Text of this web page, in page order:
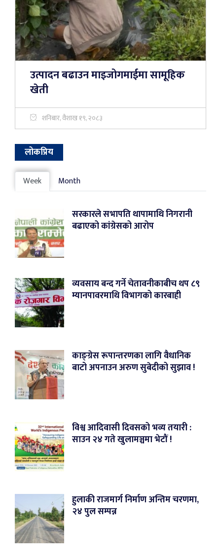
उत्पादन बढाउन माइजोगमाईमा सामूहिक
खेती
शनिबार, वैशाख १९, २०८३
लोकप्रिय
Week Month
सरकारले सभापति थापामाथि निगरानी
बढाएको कांग्रेसको आरोप
व्यवसाय बन्द गर्ने चेतावनीकाबीच थप ८९
म्यानपावरमाथि विभागको कारबाही
काङ्ग्रेस रूपान्तरणका लागि वैधानिक
बाटो अपनाउन अरुण सुबेदीको सुझाव !
विश्व आदिवासी दिवसको भव्य तयारी :
साउन २४ गते खुलामञ्चमा भेटौं !
हुलाकी राजमार्ग निर्माण अन्तिम चरणमा,
२४ पुल सम्पन्न